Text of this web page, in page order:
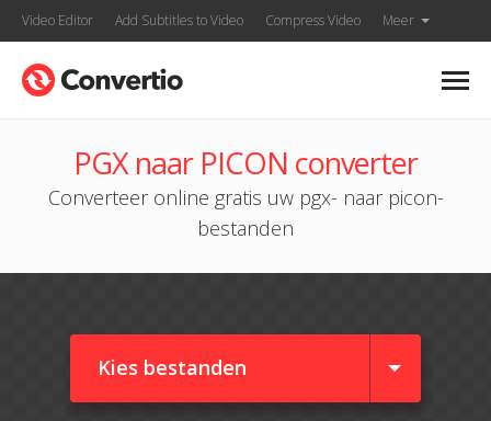
Video Editor Add Subtitles to Video Compress Video Meer
PGX naar PICON converter
Converteer online gratis uw pgx- naar picon-
bestanden
Kies bestanden